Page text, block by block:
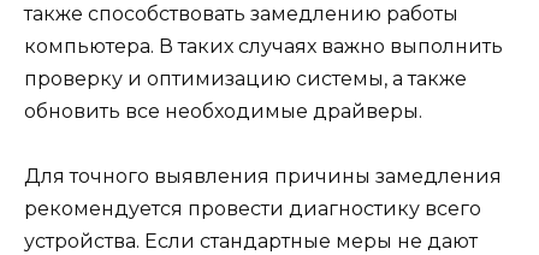
также способствовать замедлению работы
компьютера. В таких случаях важно выполнить
проверку и оптимизацию системы, а также
обновить все необходимые драйверы.
Для точного выявления причины замедления
рекомендуется провести диагностику всего
устройства. Если стандартные меры не дают